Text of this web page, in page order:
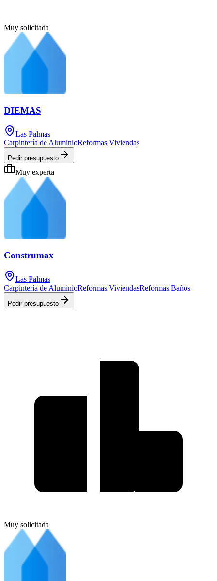
Muy solicitada
DIEMAS
Las Palmas
Carpintería de AluminioReformas Viviendas
Pedir presupuesto
Muy experta
Construmax
Las Palmas
Carpintería de AluminioReformas ViviendasReformas Baños
Pedir presupuesto
Muy solicitada